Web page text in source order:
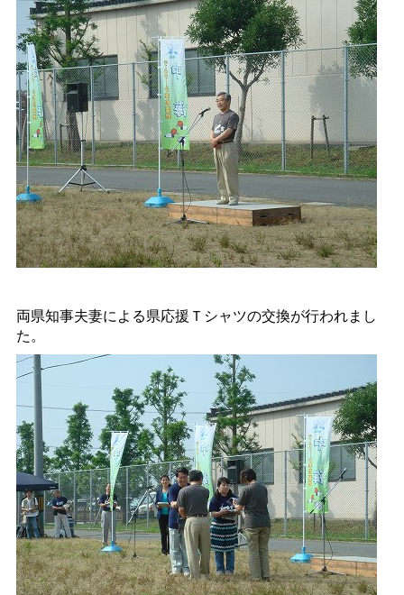
両県知事夫妻による県応援Ｔシャツの交換が行われまし
た。